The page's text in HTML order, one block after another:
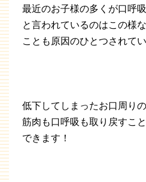
最近のお子様の多くが口呼吸
と言われているのはこの様な
ことも原因のひとつされて
低下してしまったお口周りの
筋肉も口呼吸も取り戻すこ
できます！